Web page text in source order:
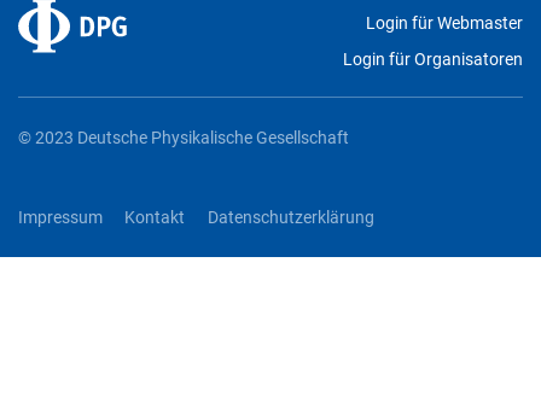
Login für Webmaster
Login für Organisatoren
© 2023 Deutsche Physikalische Gesellschaft
Impressum Kontakt Datenschutzerklärung